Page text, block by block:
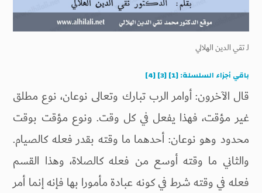
لـتقي الدين الهلالي
باقي أجزاء السلسلة:[1]
[3]
[4]
قال الآخرون: أوامر الرب تبارك وتعالى نوعان، نوع مطلق
غير مؤقت، فهذا يفعل في كل وقت. ونوع مؤقت بوقت
محدود وهو نوعان: أحدهما ما وقته بقدر فعله كالصيام.
والثاني ما وقته أوسع من فعله كالصلاة، وهذا القسم
فعله في وقته شرط في كونه عبادة مأمورا بها فإنه إنما أمر